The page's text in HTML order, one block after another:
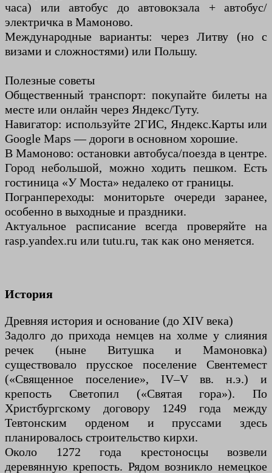
часа) или автобус до автовокзала + автобус/
электричка в Мамоново.
Международные варианты: через Литву (но с
визами и сложностями) или Польшу.
Полезные советы
Общественный транспорт: покупайте билеты на
месте или онлайн через Яндекс/Туту.
Навигатор: используйте 2ГИС, Яндекс.Карты или
Google Maps — дороги в основном хорошие.
В Мамоново: остановки автобуса/поезда в центре.
Город небольшой, можно ходить пешком. Есть
гостиница «У Моста» недалеко от границы.
Погранпереходы: мониторьте очереди заранее,
особенно в выходные и праздники.
Актуальное расписание всегда проверяйте на
rasp.yandex.ru или tutu.ru, так как оно меняется.
История
Древняя история и основание (до XIV века)
Задолго до прихода немцев на холме у слияния
речек (ныне Витушка и Мамоновка)
существовало прусское поселение Свентемест
(«Священное поселение», IV–V вв. н.э.) и
крепость Светопил («Святая гора»). По
Христбургскому договору 1249 года между
Тевтонским орденом и пруссами здесь
планировалось строительство кирхи.
Около 1272 года крестоносцы возвели
деревянную крепость. Рядом возникло немецкое